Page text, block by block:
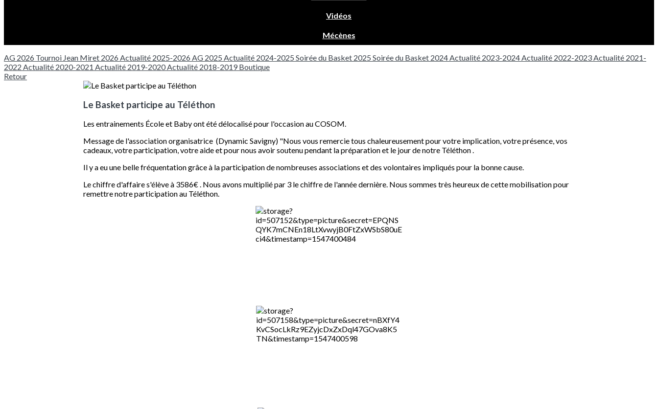
Vidéos
Mécènes
AG 2026 Tournoi Jean Miret 2026 Actualité 2025-2026 AG 2025 Actualité 2024-2025 Soirée du Basket 2025 Soirée du Basket 2024Actualité 2023-2024Actualité 2022-2023Actualité 2021-
2022 Actualité 2020-2021 Actualité 2019-2020Actualité 2018-2019 Boutique
Retour
Le Basket participe au Téléthon
Les entrainements École et Baby ont été délocalisé pour l'occasion au COSOM.
Message de l'association organisatrice (Dynamic Savigny) "Nous vous remercie tous chaleureusement pour votre implication, votre présence, vos
cadeaux, votre participation, votre aide et pour nous avoir soutenu pendant la préparation et le jour de notre Téléthon .
Il y a eu une belle fréquentation grâce à la participation de nombreuses associations et des volontaires impliqués pour la bonne cause.
Le chiffre d'affaire s'élève à 3586€ . Nous avons multiplié par 3 le chiffre de l'année dernière. Nous sommes très heureux de cette mobilisation pour
remettre notre participation au Téléthon.